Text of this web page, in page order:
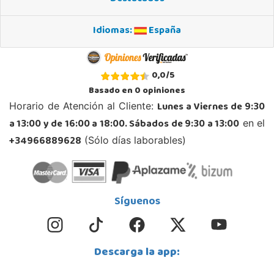
STOCK DISPONIBLE
Juguetilandia Leganés
Parque comercial Plaza Nueva, Avenida Puerta del Sol 2, mediana 2-A
28918, Leganés
918312728
Localizar Tienda
Juguetilandia Lugo
CC As Termas, Av. Infanta Elena 213, Antiguo Muelle Eroski
Idiomas:
España
0,0/5
Basado en0opiniones
Horario de Atención al Cliente: Lunes a Viernes de 9:30
a 13:00 y de 16:00 a 18:00. Sábados de 9:30 a 13:00 en el
+34966889628 (Sólo días laborables)
Síguenos
Descarga la app: